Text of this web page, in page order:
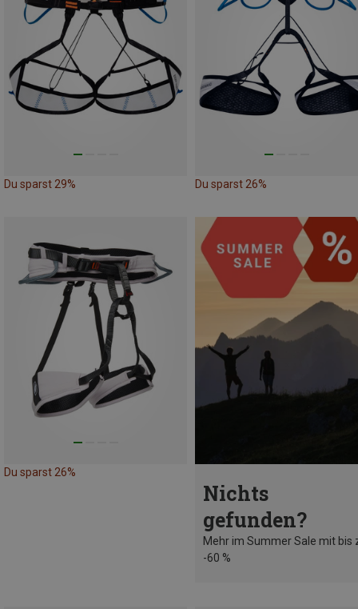
Du sparst 29% Du sparst 26%
Du sparst 26%
Nichts
gefunden?
Mehr im Summer Sale mit bis
-60 %